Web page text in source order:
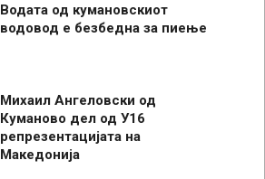
Водата од кумановскиот
водовод е безбедна за пиење
Михаил Ангеловски од
Куманово дел од У16
репрезентацијата на
Македонија